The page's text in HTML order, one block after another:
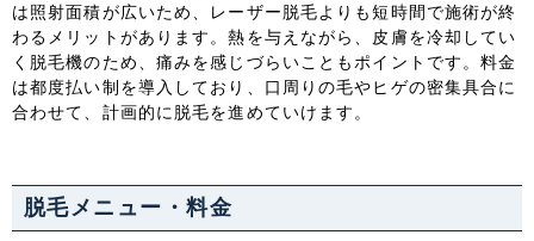
は照射面積が広いため、レーザー脱毛よりも短時間で施術が終
わるメリットがあります。熱を与えながら、皮膚を冷却してい
く脱毛機のため、痛みを感じづらいこともポイントです。料金
は都度払い制を導入しており、口周りの毛やヒゲの密集具合に
合わせて、計画的に脱毛を進めていけます。
脱毛メニュー・料金
中国・四国
鳥取県 島根県 岡山県 広島県
高知県